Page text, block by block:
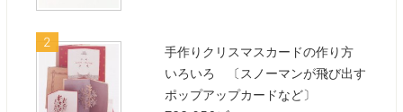
手作りクリスマスカードの作り方
いろいろ 〔スノーマンが飛び出す
ポップアップカードなど〕